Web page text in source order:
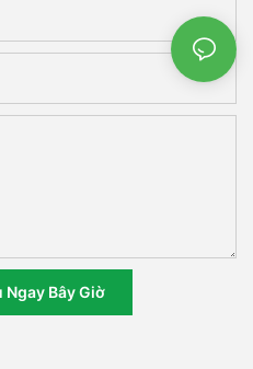
Ngay Bây Giờ